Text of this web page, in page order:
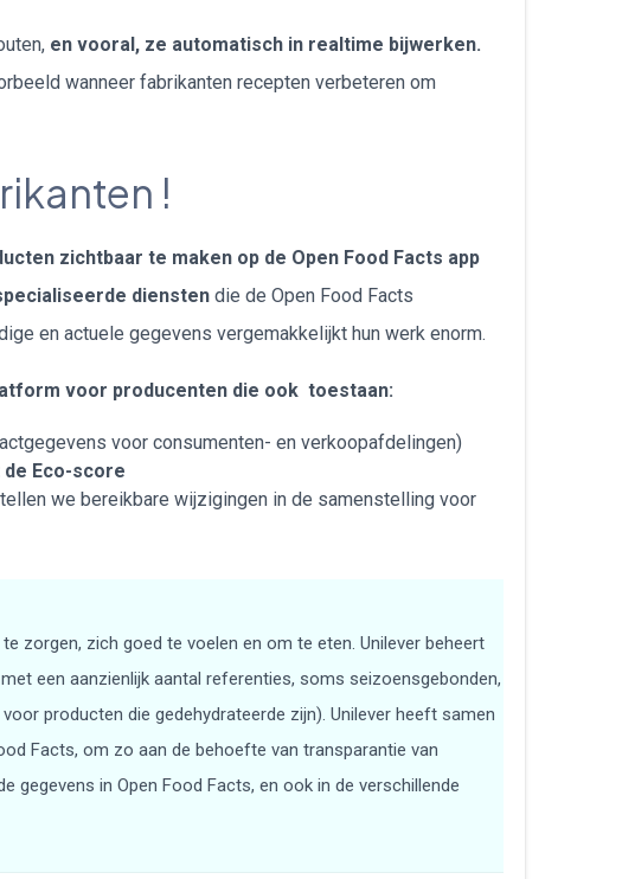
en vooral, ze automatisch in realtime bijwerken.
wanneer fabrikanten recepten verbeteren om
!
zichtbaar te maken op de Open Food Facts app
diensten die de Open Food Facts
en actuele gegevens vergemakkelijkt hun werk enorm.
voor producenten die ook toestaan:
voor consumenten- en verkoopafdelingen)
Eco-score
we bereikbare wijzigingen in de samenstelling voor
zorgen, zich goed te voelen en om te eten. Unilever beheert
een aanzienlijk aantal referenties, soms seizoensgebonden,
producten die gedehydrateerde zijn). Unilever heeft samen
Facts, om zo aan de behoefte van transparantie van
gegevens in Open Food Facts, en ook in de verschillende